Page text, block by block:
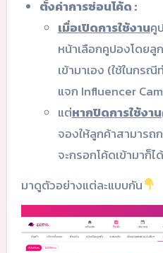
ตั้งค่าการซ่อนโค้ด :
เมื่อเปิดการใช้งานคู
หน้าเลือกคูปองโดยลู
เข้ามาเอง (ใช้ในกร
แจก Influencer
แต่หากปิดการใช้งาน
จองให้ลูกค้าสามารถ
จะกรอกโค้ดเข้ามาก็ไ
มาดูตัวอย่างแต่ละแบบกัน